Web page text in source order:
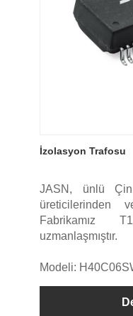
İzolasyon Trafosu
JASN, ünlü Çin
üreticilerinden
Fabrikamız
uzmanlaşmıştır.
Modeli: